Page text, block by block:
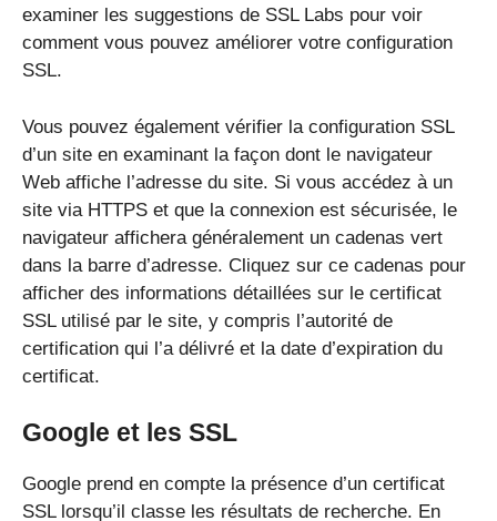
examiner les suggestions de SSL Labs pour voir
comment vous pouvez améliorer votre configuration
SSL.
Vous pouvez également vérifier la configuration SSL
d’un site en examinant la façon dont le navigateur
Web affiche l’adresse du site. Si vous accédez à un
site via HTTPS et que la connexion est sécurisée, le
navigateur affichera généralement un cadenas vert
dans la barre d’adresse. Cliquez sur ce cadenas pour
afficher des informations détaillées sur le certificat
SSL utilisé par le site, y compris l’autorité de
certification qui l’a délivré et la date d’expiration du
certificat.
Google et les SSL
Google prend en compte la présence d’un certificat
SSL lorsqu’il classe les résultats de recherche. En